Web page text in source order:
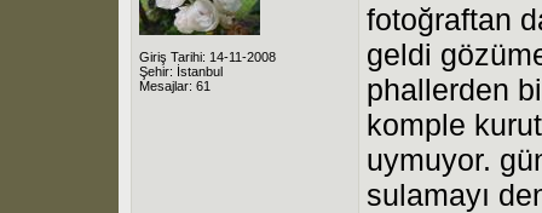
Giriş Tarihi: 14-11-2008
Şehir: İstanbul
Mesajlar: 61
fotoğraftan
geldi
phallerden
komple
uymuyor.
sulamayı